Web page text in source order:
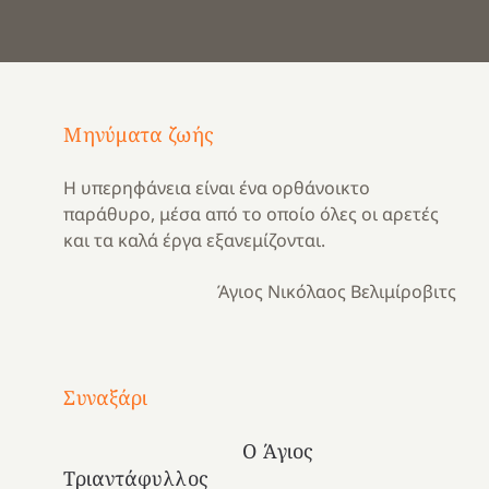
Μηνύματα ζωής
Η υπερηφάνεια είναι ένα ορθάνοικτο
παράθυρο, μέσα από το οποίο όλες οι αρετές
και τα καλά έργα εξανεμίζονται.
Άγιος Νικόλαος Βελιμίροβιτς
Συναξάρι
Ο Άγιος
Τριαντάφυλλος
Μια
και
Κατασκηνωτικές